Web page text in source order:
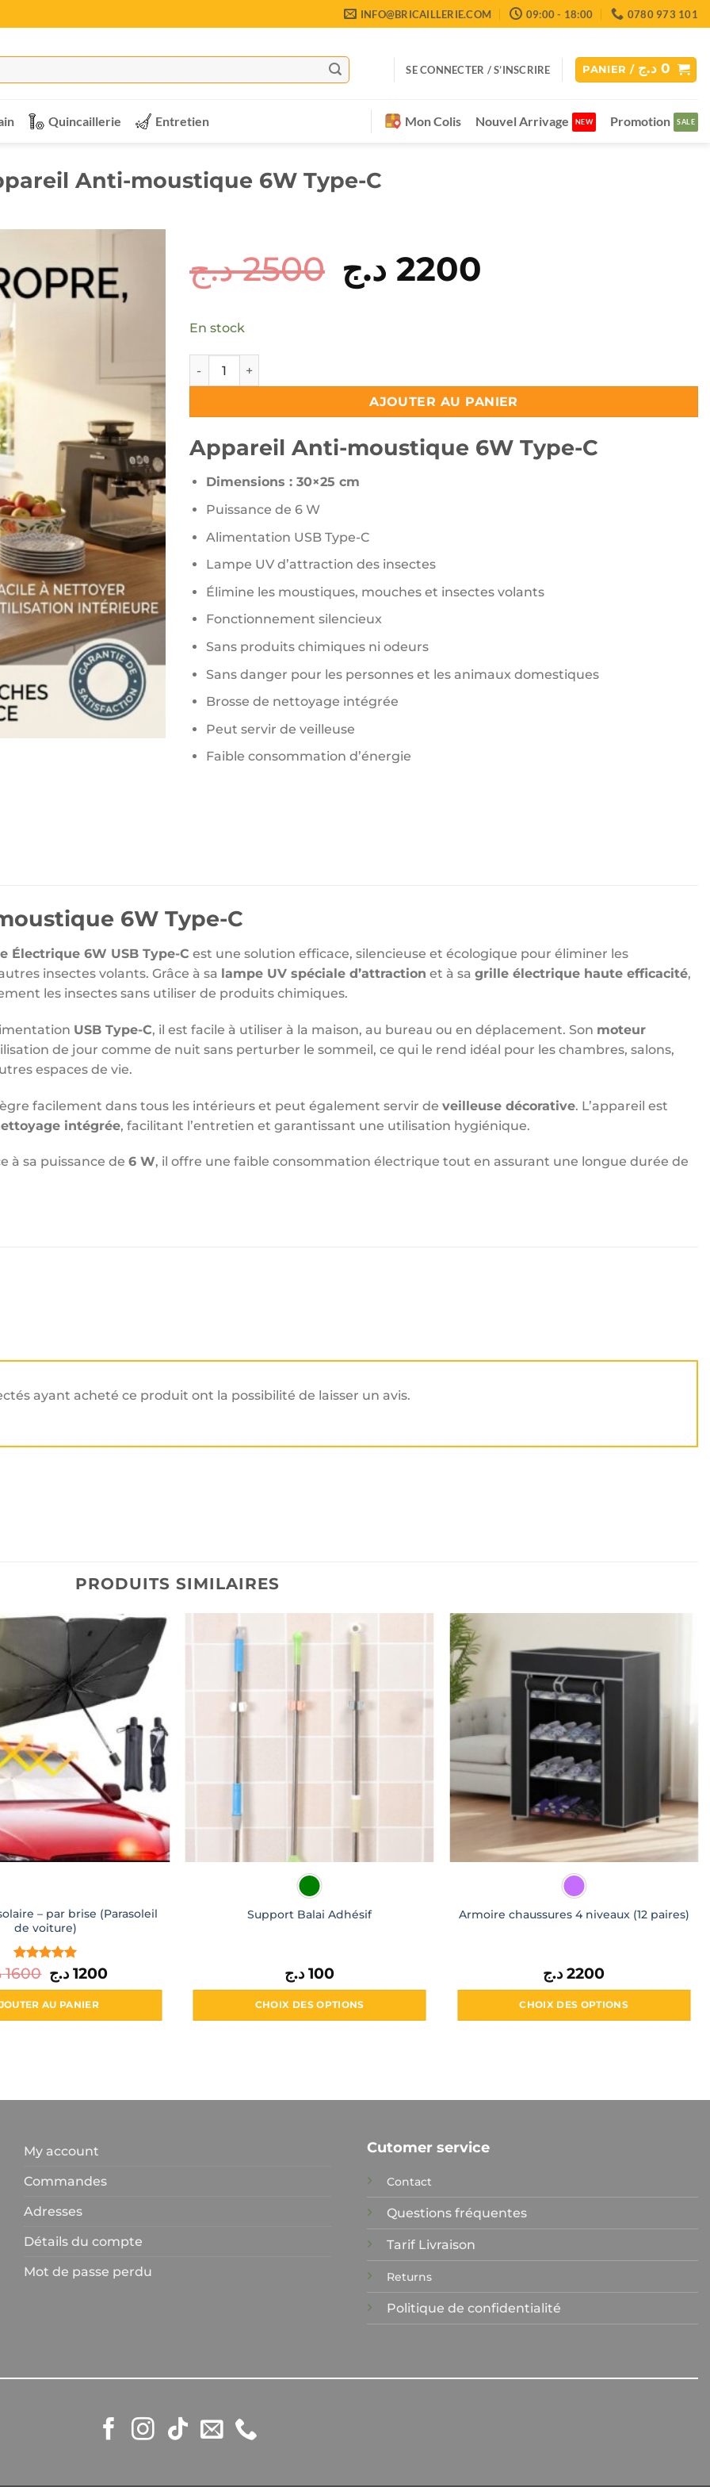
INFO@BRICAILLERIE.COM 09:00 - 18:00 0780 973 101
SE CONNECTER / S’INSCRIRE PANIER / 0 د.ج
Quincaillerie Entretien Mon Colis Nouvel Arrivage Promotion
Anti-moustique 6W Type-C
2500 د.ج
Le
prix
2200 د.ج
En stock
quantité de Appareil Anti-moustique 6W Type-C
AJOUTER AU PANIER
Appareil Anti-moustique 6W Type-C
Dimensions : 30×25 cm
Puissance de 6 W
Alimentation USB Type-C
Lampe UV d’attraction des insectes
Élimine les moustiques, mouches et insectes volants
Fonctionnement silencieux
Sans produits chimiques ni odeurs
Sans danger pour les personnes et les animaux domestiques
Brosse de nettoyage intégrée
Peut servir de veilleuse
Faible consommation d’énergie
6W Type-C
Électrique 6W USB Type-C est une solution efficace, silencieuse et écologique pour éliminer les
insectes volants. Grâce à sa lampe UV spéciale d’attraction et à sa grille électrique haute efficacité,
les insectes sans utiliser de produits chimiques.
USB Type-C, il est facile à utiliser à la maison, au bureau ou en déplacement. Son moteur
de jour comme de nuit sans perturber le sommeil, ce qui le rend idéal pour les chambres, salons,
espaces de vie.
facilement dans tous les intérieurs et peut également servir de veilleuse décorative. L’appareil est
intégrée, facilitant l’entretien et garantissant une utilisation hygiénique.
à sa puissance de 6 W, il offre une faible consommation électrique tout en assurant une longue durée de
ayant acheté ce produit ont la possibilité de laisser un avis.
PRODUITS SIMILAIRES
– par brise (Parasoleil
de voiture)
Note 5sur
1600 Le
prix
initial
était :
1200 د.ج Le
actuel
AU PANIER
Support Balai Adhésif
100 د.ج
CHOIX DES OPTIONS
variations.
Armoire chaussures 4 niveaux (12 paires)
2200 د.ج
CHOIX DES OPTIONS
variations.
la
du
My account
Commandes
Adresses
Détails du compte
Mot de passe perdu
Cutomer service
Contact
Questions fréquentes
Tarif Livraison
Returns
Politique de confidentialité